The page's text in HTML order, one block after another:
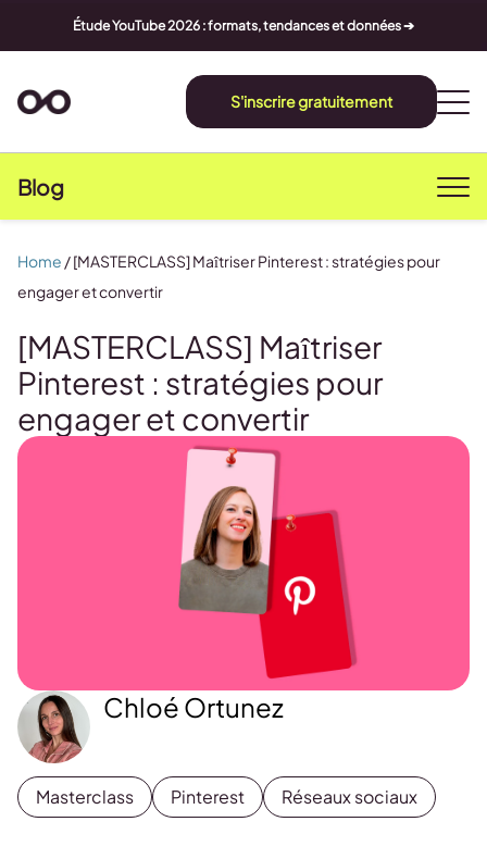
Étude YouTube 2026 : formats, tendances et données ➔
S'inscrire gratuitement
Blog
[MASTERCLASS] Maîtriser
Pinterest : stratégies pour
engager et convertir
Chloé Ortunez
Masterclass Pinterest Réseaux sociaux
Home /[MASTERCLASS] Maîtriser Pinterest : stratégies pour
engager et convertir